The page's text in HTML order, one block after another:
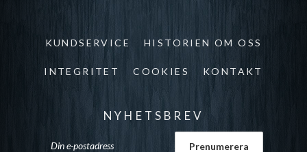
KUNDSERVICE HISTORIEN OM OSS
INTEGRITET COOKIES KONTAKT
NYHETSBREV